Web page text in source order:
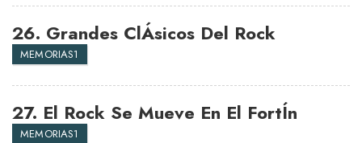
26. Grandes ClÁsicos Del Rock
MEMORIAS1
27. El Rock Se Mueve En El FortÍn
MEMORIAS1